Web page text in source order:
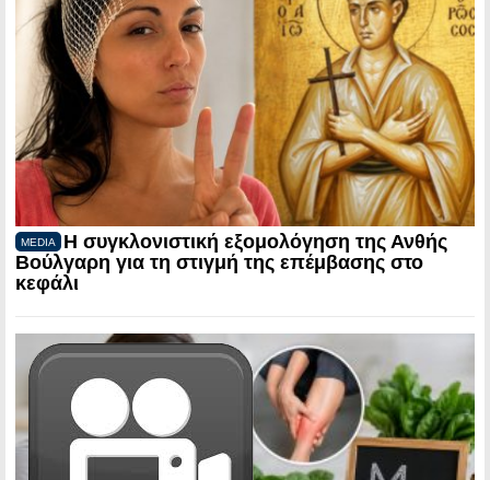
MEDIA
Η συγκλονιστική εξομολόγηση της Ανθής
Βούλγαρη για τη στιγμή της επέμβασης στο
κεφάλι